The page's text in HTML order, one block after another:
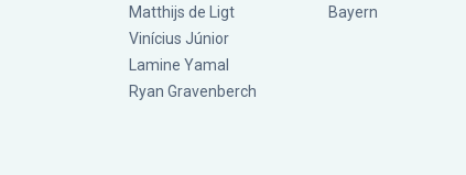
Matthijs de Ligt
Vinícius Júnior
Lamine Yamal
Ryan Gravenberch
Bayern